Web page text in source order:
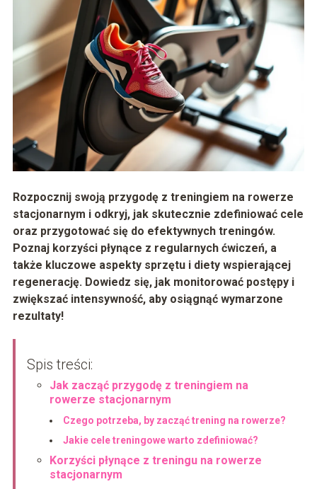
Rozpocznij swoją przygodę z treningiem na rowerze
stacjonarnym i odkryj, jak skutecznie zdefiniować cele
oraz przygotować się do efektywnych treningów.
Poznaj korzyści płynące z regularnych ćwiczeń, a
także kluczowe aspekty sprzętu i diety wspierającej
regenerację. Dowiedz się, jak monitorować postępy i
zwiększać intensywność, aby osiągnąć wymarzone
rezultaty!
Spis treści:
Jak zacząć przygodę z treningiem na
rowerze stacjonarnym
Czego potrzeba, by zacząć trening na rowerze?
Jakie cele treningowe warto zdefiniować?
Korzyści płynące z treningu na rowerze
stacjonarnym